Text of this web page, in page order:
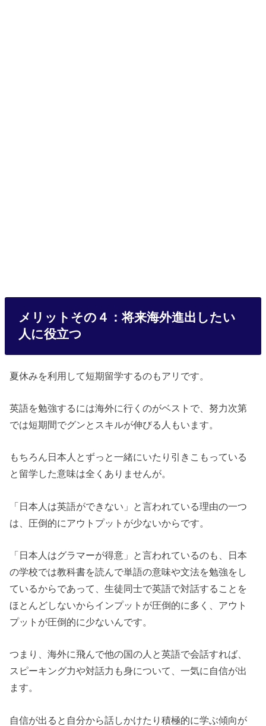
メリットその４：将来海外進出したい
人に役立つ
夏休みを利用して短期留学するのもアリです。
英語を勉強するには海外に行くのがベストで、努力次第
では短期間でグンとスキルが伸びる人もいます。
もちろん日本人とずっと一緒にいたり引きこもっている
と留学した意味は全くありませんが。
「日本人は英語ができない」と言われている理由の一つ
は、圧倒的にアウトプットが少ないからです。
「日本人はグラマーが得意」と言われているのも、日本
の学校では教科書を読んで単語の意味や文法を勉強をし
ているからであって、生徒同士で英語で対話することを
ほとんどしないからインプットが圧倒的に多く、アウト
プットが圧倒的に少ないんです。
つまり、海外に飛んで他の国の人と英語で会話すれば、
スピーキング力や対話力も身について、一気に自信が出
ます。
自信が出ると自分から話しかけたり積極的に学ぶ傾向が